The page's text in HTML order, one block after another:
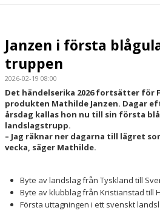
SWISHNUMMER
Janzen i första
truppen
2026-02-19 08:00
Det händelserika 2026 fortsätter för
produkten Mathilde Janzen. Dagar
årsdag kallas hon nu till sin första
landslagstrupp.
– Jag räknar ner dagarna till lägret
vecka, säger Mathilde.
Byte av landslag från Tyskland till
Byte av klubblag från Kristianstad till
Första uttagningen i ett svenskt